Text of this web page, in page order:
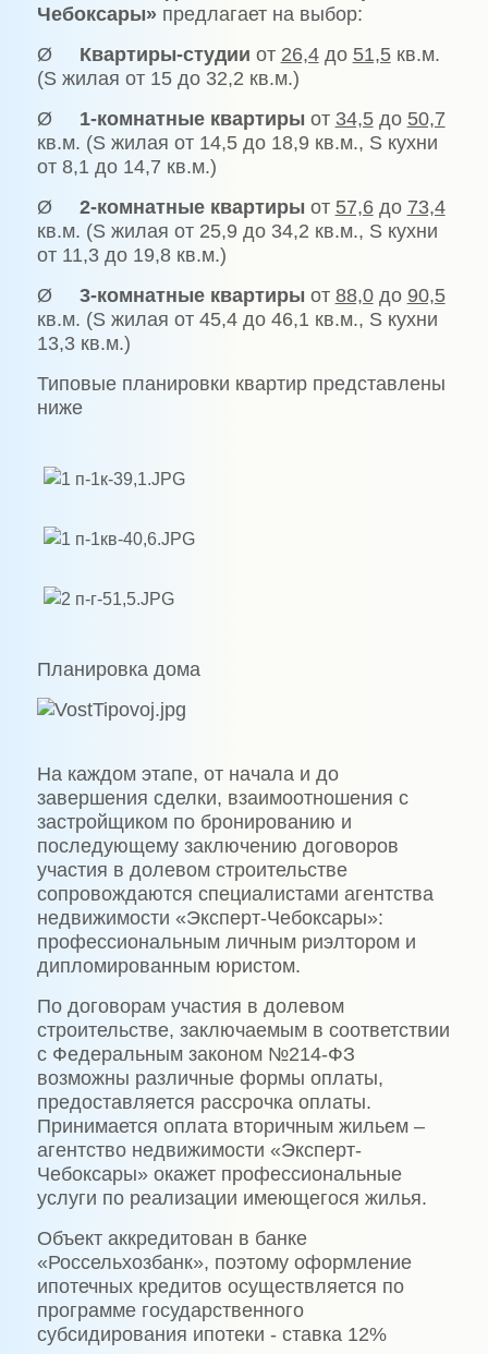
Чебоксары» предлагает на выбор:
Ø Квартиры-студии от 26,4до 51,5кв.м.
(S жилая от 15 до 32,2 кв.м.)
Ø 1-комнатные квартиры от 34,5до 50,7
кв.м. (S жилая от 14,5 до 18,9 кв.м., S кухни
от 8,1 до 14,7 кв.м.)
Ø 2-комнатные квартиры от 57,6до 73,4
кв.м. (S жилая от 25,9 до 34,2 кв.м., S кухни
от 11,3 до 19,8 кв.м.)
Ø 3-комнатные квартиры от 88,0до 90,5
кв.м. (S жилая от 45,4 до 46,1 кв.м., S кухни
13,3 кв.м.)
Типовые планировки квартир представлены
ниже
Планировка дома
На каждом этапе, от начала и до
завершения сделки, взаимоотношения с
застройщиком по бронированию и
последующему заключению договоров
участия в долевом строительстве
сопровождаются специалистами агентства
недвижимости «Эксперт-Чебоксары»:
профессиональным личным риэлтором и
дипломированным юристом.
По договорам участия в долевом
строительстве, заключаемым в соответствии
с Федеральным законом №214-ФЗ
возможны различные формы оплаты,
предоставляется рассрочка оплаты.
Принимается оплата вторичным жильем –
агентство недвижимости «Эксперт-
Чебоксары» окажет профессиональные
услуги по реализации имеющегося жилья.
Объект аккредитован в банке
«Россельхозбанк», поэтому оформление
ипотечных кредитов осуществляется по
программе государственного
субсидирования ипотеки - ставка 12%